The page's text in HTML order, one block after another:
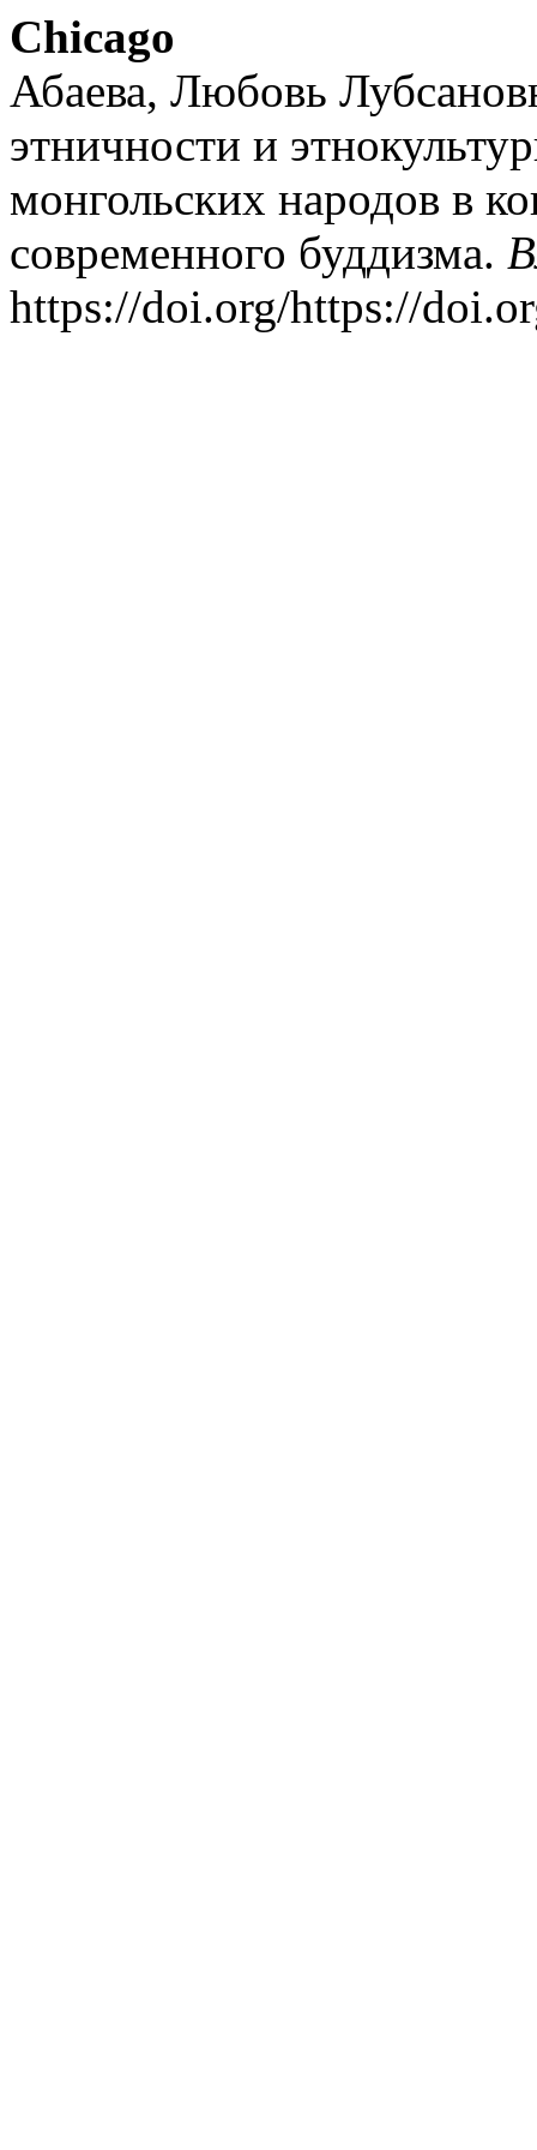
Chicago
Абаева, Любовь
этничности и
монгольских народов в
современного буддизма.
https://doi.org/https://